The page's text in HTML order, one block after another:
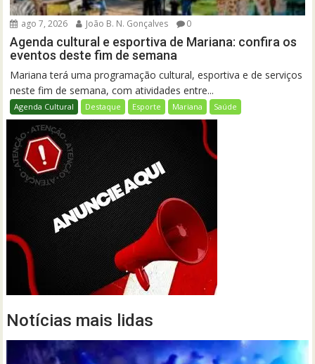
ago 7, 2026 João B. N. Gonçalves 0
Agenda cultural e esportiva de Mariana: confira os
eventos deste fim de semana
Mariana terá uma programação cultural, esportiva e de serviços
neste fim de semana, com atividades entre...
Agenda Cultural Destaque Esporte Mariana Saúde
Notícias mais lidas